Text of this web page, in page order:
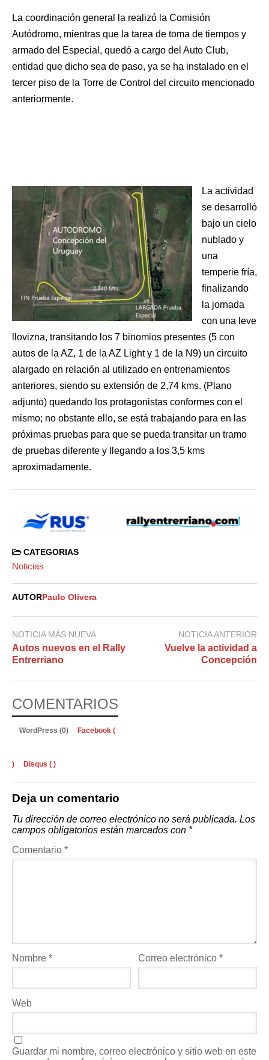
La coordinación general la realizó la Comisión
Autódromo, mientras que la tarea de toma de tiempos y
armado del Especial, quedó a cargo del Auto Club,
entidad que dicho sea de paso, ya se ha instalado en el
tercer piso de la Torre de Control del circuito mencionado
anteriormente.
La actividad
se desarrolló
bajo un cielo
nublado y
una
temperie fría,
finalizando
la jornada
con una leve
llovizna, transitando los 7 binomios presentes (5 con
autos de la AZ, 1 de la AZ Light y 1 de la N9) un circuito
alargado en relación al utilizado en entrenamientos
anteriores, siendo su extensión de 2,74 kms. (Plano
adjunto) quedando los protagonistas conformes con el
mismo; no obstante ello, se está trabajando para en las
próximas pruebas para que se pueda transitar un tramo
de pruebas diferente y llegando a los 3,5 kms
aproximadamente.
CATEGORIAS
Noticias
AUTOR Paulo Olivera
NOTICIA MÁS NUEVA
Autos nuevos en el Rally
Entrerriano
NOTICIA ANTERIOR
Vuelve la actividad a
Concepción
COMENTARIOS
WordPress (0) Facebook (
) Disqus ( )
Deja un comentario
Tu dirección de correo electrónico no será publicada. Los
campos obligatorios están marcados con *
Comentario *
Nombre * Correo electrónico*
Web
Guardar mi nombre, correo electrónico y sitio web en este